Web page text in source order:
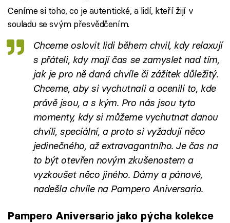
Ceníme si toho, co je autentické, a lidí, kteří žijí v
souladu se svým přesvědčením.
Chceme oslovit lidi během chvil, kdy relaxují
s přáteli, kdy mají čas se zamyslet nad tím,
jak je pro ně daná chvíle či zážitek důležitý.
Chceme, aby si vychutnali a ocenili to, kde
právě jsou, a s kým. Pro nás jsou tyto
momenty, kdy si můžeme vychutnat danou
chvíli, speciální, a proto si vyžadují něco
jedinečného, až extravagantního. Je čas na
to být otevřen novým zkušenostem a
vyzkoušet něco jiného. Dámy a pánové,
nadešla chvíle na Pampero Aniversario.
Pampero Aniversario jako pýcha kolekce